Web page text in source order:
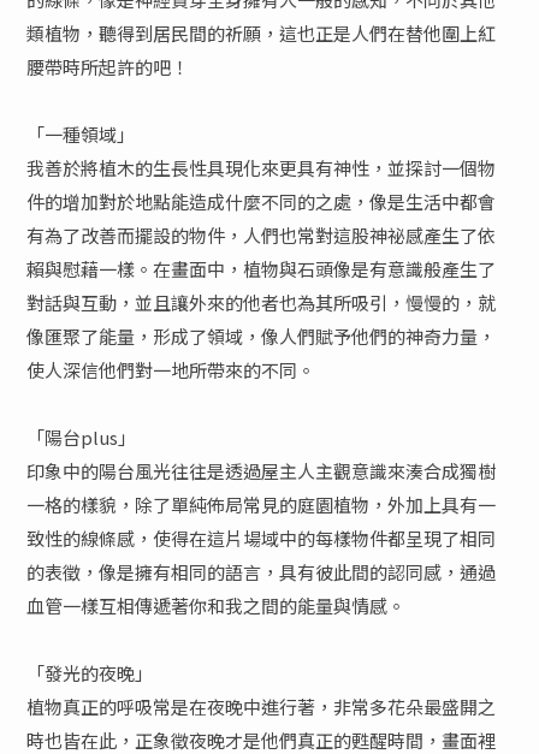
類植物，聽得到居民間的祈願，這也正是人們在替他圍上紅
腰帶時所起許的吧！
「一種領域」
我善於將植木的生長性具現化來更具有神性，並探討一個物
件的增加對於地點能造成什麼不同的之處，像是生活中都會
有為了改善而擺設的物件，人們也常對這股神祕感產生了依
賴與慰藉一樣。在畫面中，植物與石頭像是有意識般產生了
對話與互動，並且讓外來的他者也為其所吸引，慢慢的，就
像匯聚了能量，形成了領域，像人們賦予他們的神奇力量，
使人深信他們對一地所帶來的不同。
「陽台plus」
印象中的陽台風光往往是透過屋主人主觀意識來湊合成獨樹
一格的樣貌，除了單純佈局常見的庭園植物，外加上具有一
致性的線條感，使得在這片場域中的每樣物件都呈現了相同
的表徵，像是擁有相同的語言，具有彼此間的認同感，通過
血管一樣互相傳遞著你和我之間的能量與情感。
「發光的夜晚」
植物真正的呼吸常是在夜晚中進行著，非常多花朵最盛開之
時也皆在此，正象徵夜晚才是他們真正的甦醒時間，畫面裡